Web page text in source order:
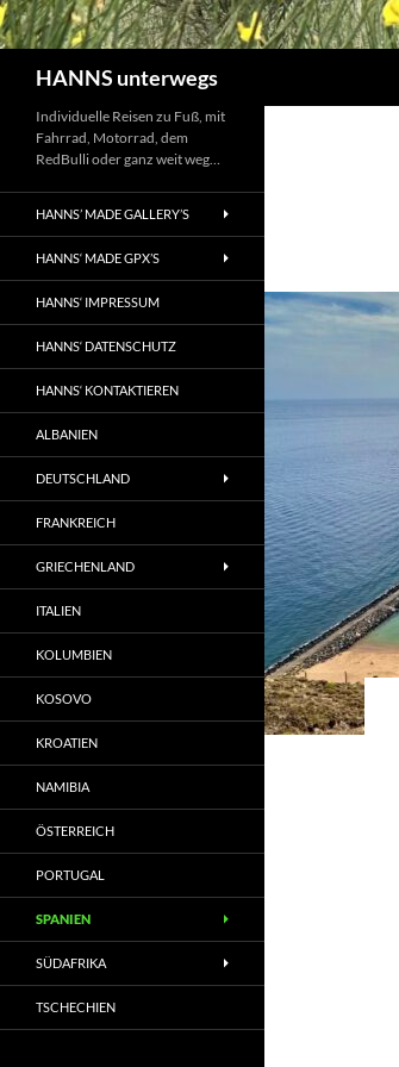
HANNS unterwegs
Individuelle Reisen zu Fuß, mit
Fahrrad, Motorrad, dem
RedBulli oder ganz weit weg…
HANNS’ MADE GALLERY’S
HANNS‘ MADE GPX’S
HANNS‘ IMPRESSUM
HANNS‘ DATENSCHUTZ
HANNS‘ KONTAKTIEREN
ALBANIEN
DEUTSCHLAND
FRANKREICH
GRIECHENLAND
ITALIEN
KOLUMBIEN
KOSOVO
KROATIEN
NAMIBIA
ÖSTERREICH
PORTUGAL
SPANIEN
SÜDAFRIKA
TSCHECHIEN